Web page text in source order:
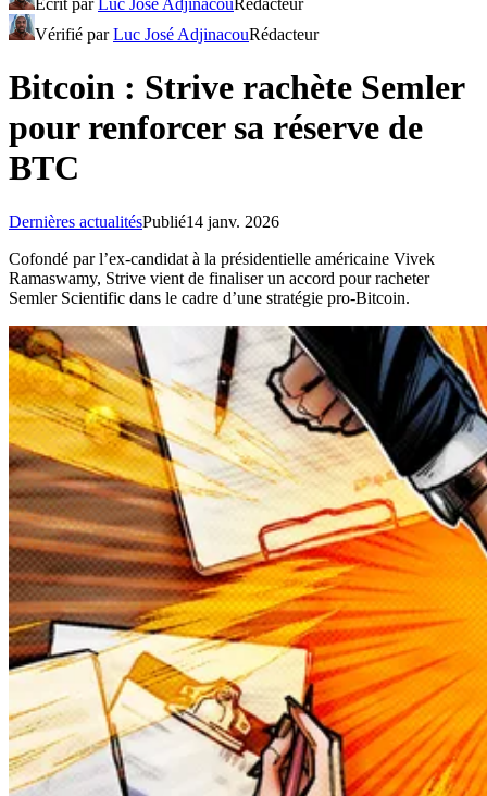
Écrit parLuc José AdjinacouRédacteur
Vérifié parLuc José AdjinacouRédacteur
Bitcoin : Strive rachète Semler
pour renforcer sa réserve de
BTC
Dernières actualitésPublié14 janv. 2026
Cofondé par l’ex-candidat à la présidentielle américaine Vivek
Ramaswamy, Strive vient de finaliser un accord pour racheter
Semler Scientific dans le cadre d’une stratégie pro-Bitcoin.